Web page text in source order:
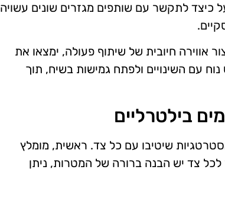
לתקשר עם שותפים מגזרים שונים עשויה
אווירה חיובית של שיתוף פעולה, ימצאו את
עם השינויים ולפתח גמישות בשיח, תוך
בילטרליים
שיטיבו עם כל צד. ראשית, מומלץ
צד יש הבנה ברורה של המטרות, ניתן